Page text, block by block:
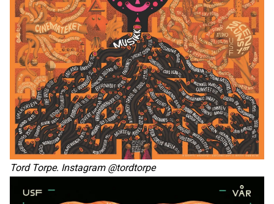
Tord Torpe. Instagram @tordtorpe